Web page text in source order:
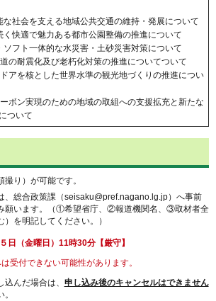
な社会を支える地域公共交通の維持・発展について
く快適で魅力ある都市公園整備の推進について
ソフト一体的な水災害・土砂災害対策について
道の耐震化及び老朽化対策の推進についてついて
ドアを核とした世界水準の観光地づくりの推進につい
ーボン実現のための地域の取組への支援拡充と新たな
ついて
り）が可能です。
、総合政策課（seisaku@pref.nagano.lg.jp）へ事前
願います。（①希望省庁、②報道機関名、③取材者全
）を明記してください。）
（金曜日）11時30分【厳守】
受付できない可能性があります。
んだ場合は、 申し込み後のキャンセルはできません